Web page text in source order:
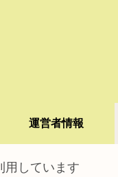
運営者情報
用しています